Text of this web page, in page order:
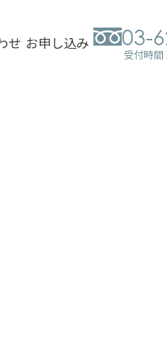
せ お申し込み 03-
受付時間